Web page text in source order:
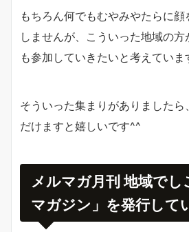
もちろん何でもむやみやたらに
しませんが、こういった地域の
も参加していきたいと考えていま
そういった集まりがありましたら
だけますと嬉しいです^^
メルマガ月刊 地域でし
マガジン」を発行して